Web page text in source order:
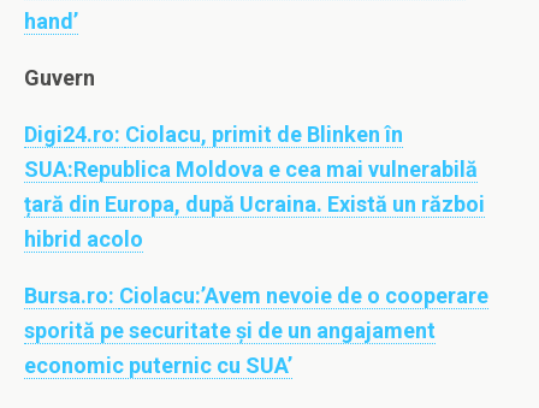
hand’
Guvern
Digi24.ro: Ciolacu, primit de Blinken în
SUA:Republica Moldova e cea mai vulnerabilă
țară din Europa, după Ucraina. Există un război
hibrid acolo
Bursa.ro: Ciolacu:’Avem nevoie de o cooperare
sporită pe securitate şi de un angajament
economic puternic cu SUA’